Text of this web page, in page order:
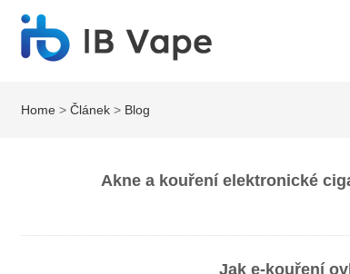
Home >Článek > Blog
Akne a kouření elektronické
Jak e‑kouření